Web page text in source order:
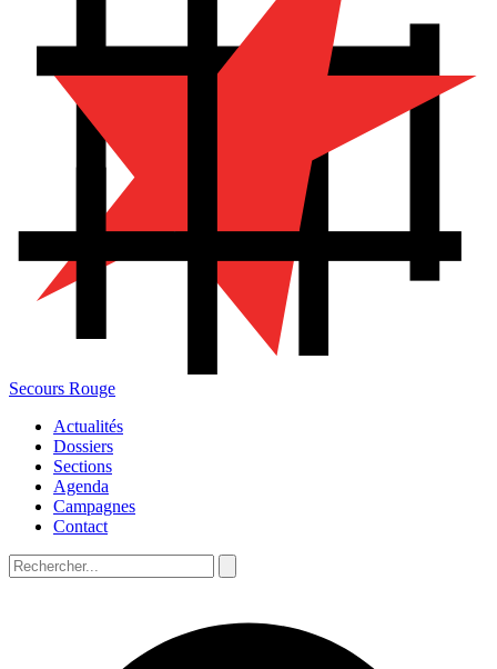
Secours Rouge
Actualités
Dossiers
Sections
Agenda
Campagnes
Contact